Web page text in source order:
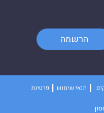
הרשמה
פרטיות תנאי שימוש